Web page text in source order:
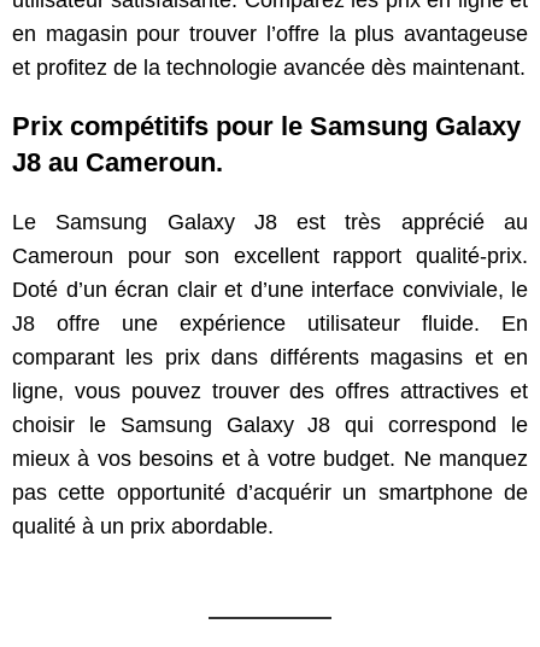
en magasin pour trouver l’offre la plus avantageuse
et profitez de la technologie avancée dès maintenant.
Prix compétitifs pour le Samsung Galaxy
J8 au Cameroun.
Le Samsung Galaxy J8 est très apprécié au
Cameroun pour son excellent rapport qualité-prix.
Doté d’un écran clair et d’une interface conviviale, le
J8 offre une expérience utilisateur fluide. En
comparant les prix dans différents magasins et en
ligne, vous pouvez trouver des offres attractives et
choisir le Samsung Galaxy J8 qui correspond le
mieux à vos besoins et à votre budget. Ne manquez
pas cette opportunité d’acquérir un smartphone de
qualité à un prix abordable.